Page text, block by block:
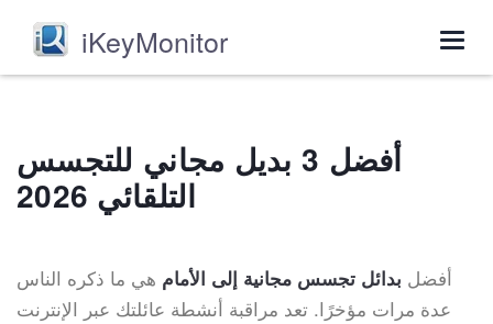
iKeyMonitor
أفضل 3 بديل مجاني للتجسس
التلقائي 2026
أفضل بدائل تجسس مجانية إلى الأمام هي ما ذكره الناس
عدة مرات مؤخرًا. تعد مراقبة أنشطة عائلتك عبر الإنترنت